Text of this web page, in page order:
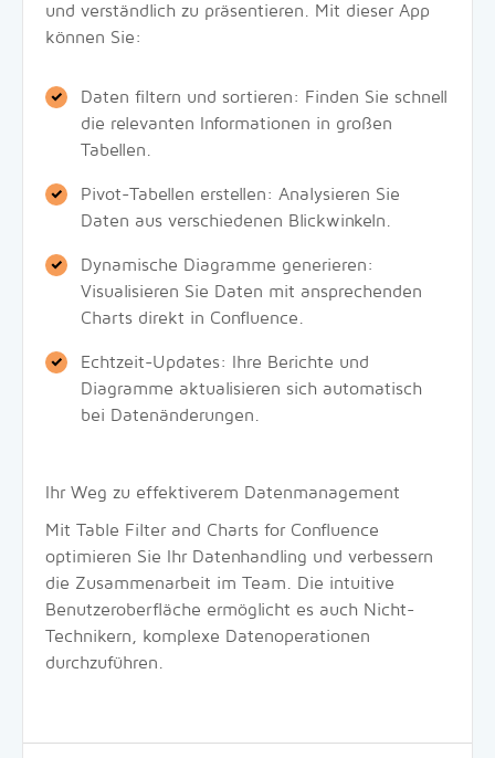
und verständlich zu präsentieren. Mit dieser App
können Sie:
Daten filtern und sortieren: Finden Sie schnell
die relevanten Informationen in großen
Tabellen.
Pivot-Tabellen erstellen: Analysieren Sie
Daten aus verschiedenen Blickwinkeln.
Dynamische Diagramme generieren:
Visualisieren Sie Daten mit ansprechenden
Charts direkt in Confluence.
Echtzeit-Updates: Ihre Berichte und
Diagramme aktualisieren sich automatisch
bei Datenänderungen.
Ihr Weg zu effektiverem Datenmanagement
Mit Table Filter and Charts for Confluence
optimieren Sie Ihr Datenhandling und verbessern
die Zusammenarbeit im Team. Die intuitive
Benutzeroberfläche ermöglicht es auch Nicht-
Technikern, komplexe Datenoperationen
durchzuführen.